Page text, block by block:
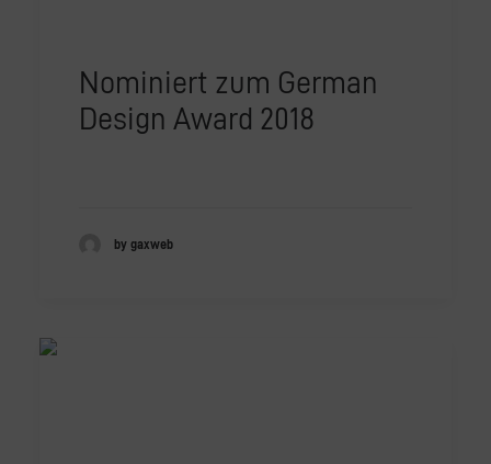
Nominiert zum German
Design Award 2018
by gaxweb